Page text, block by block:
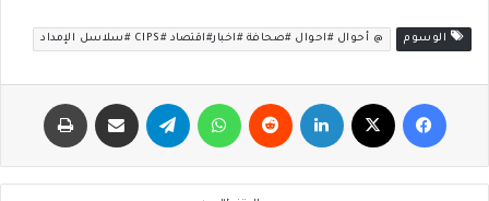
الوسوم @ أحوال #احوال #صحافة #اخبار#اقتصاد #CIPS #سلاسل الإمداد